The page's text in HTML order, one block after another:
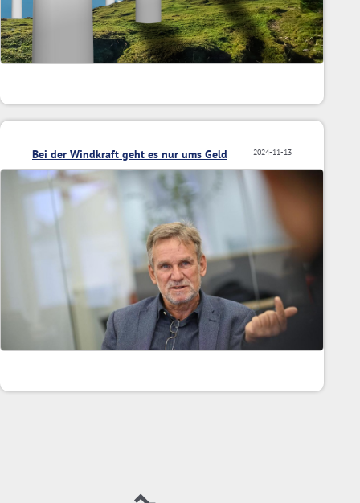
2024-11-13
Bei der Windkraft geht es nur ums Geld